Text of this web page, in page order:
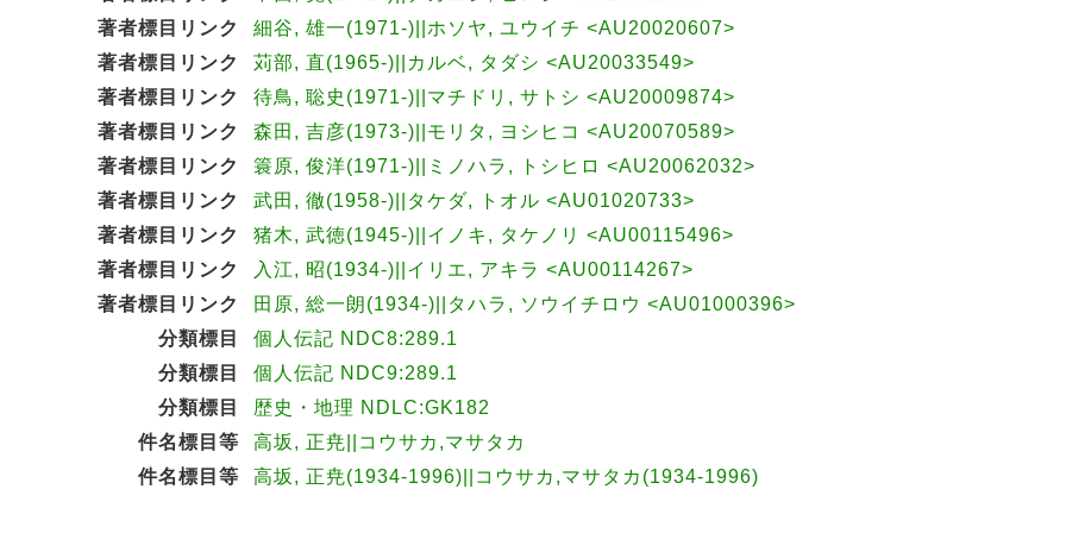
著者標目リンク
細谷, 雄一(1971-)||ホソヤ, ユウイチ <AU20020607>
著者標目リンク
苅部, 直(1965-)||カルベ, タダシ <AU20033549>
著者標目リンク
待鳥, 聡史(1971-)||マチドリ, サトシ <AU20009874>
著者標目リンク
森田, 吉彦(1973-)||モリタ, ヨシヒコ <AU20070589>
著者標目リンク
簑原, 俊洋(1971-)||ミノハラ, トシヒロ <AU20062032>
著者標目リンク
武田, 徹(1958-)||タケダ, トオル <AU01020733>
著者標目リンク
猪木, 武徳(1945-)||イノキ, タケノリ <AU00115496>
著者標目リンク
入江, 昭(1934-)||イリエ, アキラ <AU00114267>
著者標目リンク
田原, 総一朗(1934-)||タハラ, ソウイチロウ <AU01000396>
分類標目
個人伝記 NDC8:289.1
分類標目
個人伝記 NDC9:289.1
分類標目
歴史・地理 NDLC:GK182
件名標目等
高坂, 正尭||コウサカ,マサタカ
件名標目等
高坂, 正尭(1934-1996)||コウサカ,マサタカ(1934-1996)